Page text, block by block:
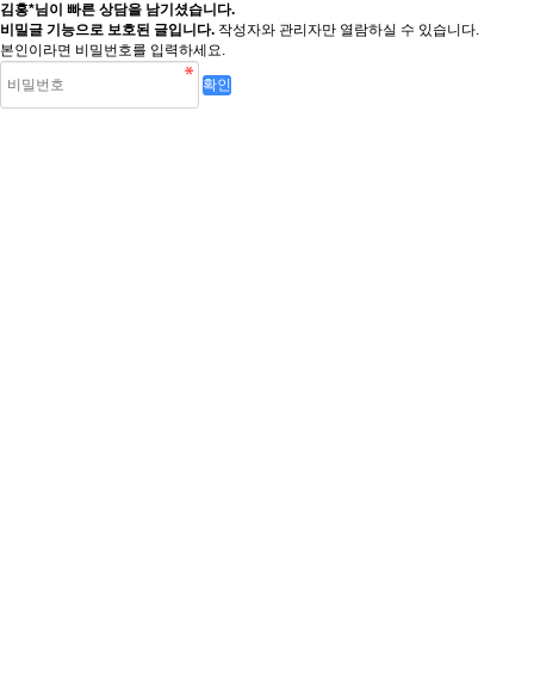
김홍*님이 빠른 상담을 남기셨습니다.
비밀글 기능으로 보호된 글입니다. 작성자와 관리자만 열람하실 수 있습니다.
본인이라면 비밀번호를 입력하세요.